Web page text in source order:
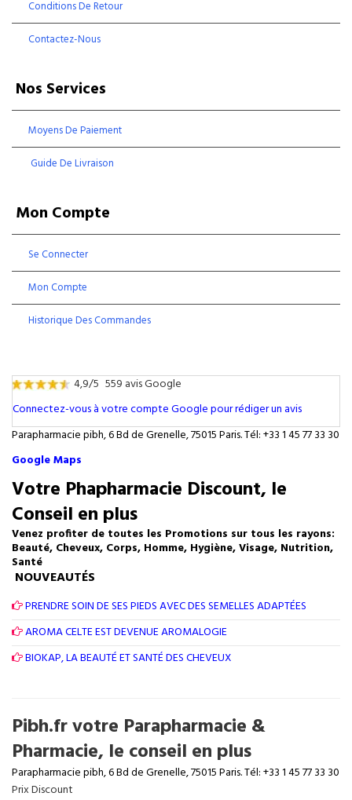
Conditions De Retour
Contactez-Nous
Nos Services
Moyens De Paiement
Guide De Livraison
Mon Compte
Se Connecter
Mon Compte
Historique Des Commandes
4,9/5 559 avis Google
Connectez-vous à votre compte Google pour rédiger un avis
Parapharmacie pibh, 6 Bd de Grenelle, 75015 Paris. Tél: +33 1 45 77 33 30
Google Maps
Votre Phapharmacie Discount, le
Conseil en plus
Venez profiter de toutes les Promotions sur tous les rayons:
Beauté, Cheveux, Corps, Homme, Hygiène, Visage, Nutrition,
Santé
NOUVEAUTÉS
PRENDRE SOIN DE SES PIEDS AVEC DES SEMELLES ADAPTÉES
AROMA CELTE EST DEVENUE AROMALOGIE
BIOKAP, LA BEAUTÉ ET SANTÉ DES CHEVEUX
Pibh.fr votre Parapharmacie &
Pharmacie, le conseil en plus
Parapharmacie pibh, 6 Bd de Grenelle, 75015 Paris. Tél: +33 1 45 77 33 30
Prix Discount